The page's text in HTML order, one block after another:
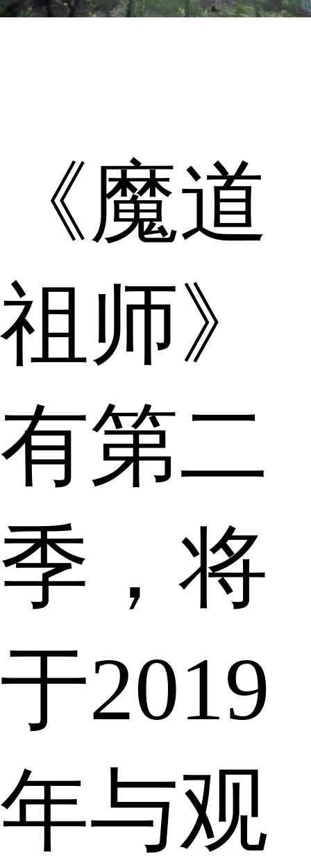
《魔道
祖师》
有第二
季，将
于2019
年与观